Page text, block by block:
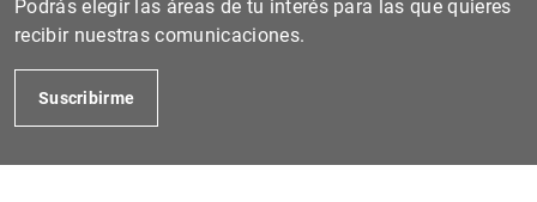
Podrás elegir las áreas de tu interés para las que quieres
recibir nuestras comunicaciones.
Suscribirme